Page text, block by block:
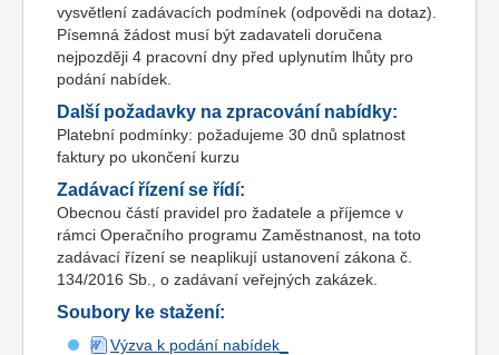
vysvětlení zadávacích podmínek (odpovědi na dotaz).
Písemná žádost musí být zadavateli doručena
nejpozději 4 pracovní dny před uplynutím lhůty pro
podání nabídek.
Další požadavky na zpracování nabídky:
Platební podmínky: požadujeme 30 dnů splatnost
faktury po ukončení kurzu
Zadávací řízení se řídí:
Obecnou částí pravidel pro žadatele a příjemce v
rámci Operačního programu Zaměstnanost, na toto
zadávací řízení se neaplikují ustanovení zákona č.
134/2016 Sb., o zadávaní veřejných zakázek.
Soubory ke stažení:
Výzva k podání nabídek_